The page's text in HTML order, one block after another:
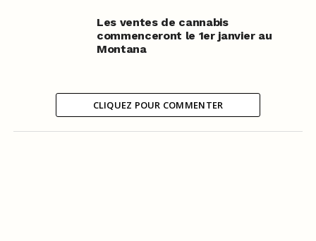
Les ventes de cannabis
commenceront le 1er janvier au
Montana
CLIQUEZ POUR COMMENTER